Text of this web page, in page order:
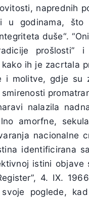
naprednih
godinama,
duše“.
prošlosti”
ih je zacrtala
i molitve, gdje
smirenosti
nalazila
amorfne,
identificirana
istini
4. IX.
poglede,